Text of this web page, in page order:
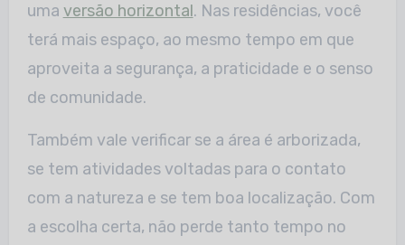
uma versão horizontal. Nas residências, você
terá mais espaço, ao mesmo tempo em que
aproveita a segurança, a praticidade e o senso
de comunidade.
Também vale verificar se a área é arborizada,
se tem atividades voltadas para o contato
com a natureza e se tem boa localização. Com
a escolha certa, não perde tanto tempo no